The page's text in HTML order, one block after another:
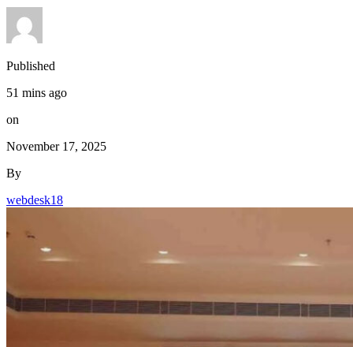
Published
51 mins ago
on
November 17, 2025
By
webdesk18